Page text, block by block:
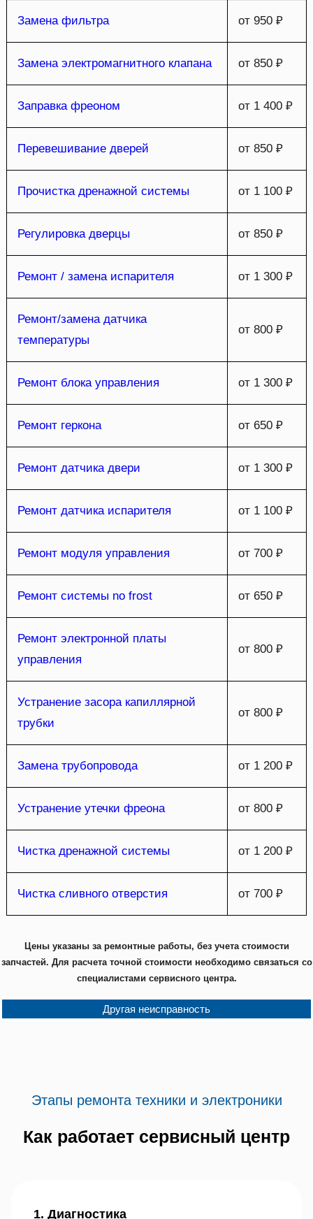
Замена фильтра от 950 ₽
Замена электромагнитного клапана от 850 ₽
Заправка фреоном от 1 400 ₽
Перевешивание дверей от 850 ₽
Прочистка дренажной системы от 1 100 ₽
Регулировка дверцы от 850 ₽
Ремонт / замена испарителя от 1 300 ₽
Ремонт/замена датчика
температуры
от 800 ₽
Ремонт блока управления от 1 300 ₽
Ремонт геркона от 650 ₽
Ремонт датчика двери от 1 300 ₽
Ремонт датчика испарителя от 1 100 ₽
Ремонт модуля управления от 700 ₽
Ремонт системы no frost от 650 ₽
Ремонт электронной платы
управления
от 800 ₽
Устранение засора капиллярной
трубки
от 800 ₽
Замена трубопровода от 1 200 ₽
Устранение утечки фреона от 800 ₽
Чистка дренажной системы от 1 200 ₽
Чистка сливного отверстия от 700 ₽
Цены указаны за ремонтные работы, без учета стоимости
запчастей. Для расчета точной стоимости необходимо связаться со
специалистами сервисного центра.
Другая неисправность
Этапы ремонта техники и электроники
Как работает сервисный центр
1. Диагностика